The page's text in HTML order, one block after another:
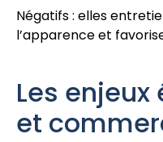
Négatifs : elles
l’apparence et
Les
et